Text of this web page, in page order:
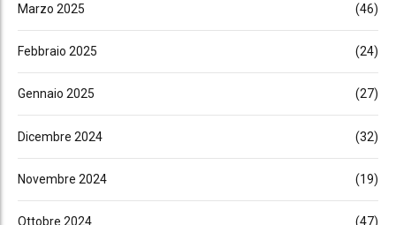
Marzo 2025 (46)
Febbraio 2025 (24)
Gennaio 2025 (27)
Dicembre 2024 (32)
Novembre 2024 (19)
Ottobre 2024 (47)